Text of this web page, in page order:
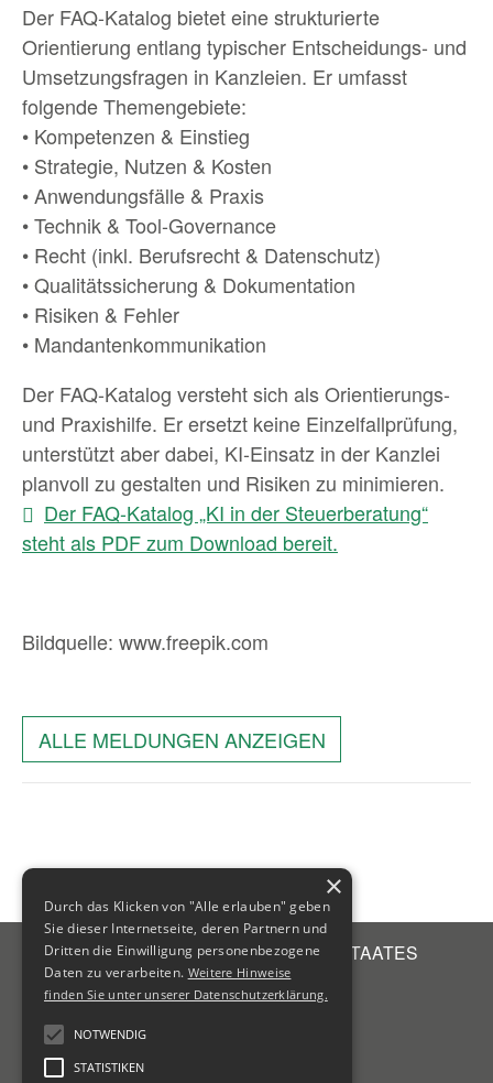
Der FAQ-Katalog bietet eine strukturierte
Orientierung entlang typischer Entscheidungs- und
Umsetzungsfragen in Kanzleien. Er umfasst
folgende Themengebiete:
• Kompetenzen & Einstieg
• Strategie, Nutzen & Kosten
• Anwendungsfälle & Praxis
• Technik & Tool-Governance
• Recht (inkl. Berufsrecht & Datenschutz)
• Qualitätssicherung & Dokumentation
• Risiken & Fehler
• Mandantenkommunikation
Der FAQ-Katalog versteht sich als Orientierungs-
und Praxishilfe. Er ersetzt keine Einzelfallprüfung,
unterstützt aber dabei, KI-Einsatz in der Kanzlei
planvoll zu gestalten und Risiken zu minimieren.
Der FAQ-Katalog „KI in der Steuerberatung“
steht als PDF zum Download bereit.
Bildquelle: www.freepik.com
ALLE MELDUNGEN ANZEIGEN
STEUERBERATERKAMMER DES FREISTAATES
SACHSEN
Emil-Fuchs-Str. 2
+49 341 56336-0
×
Durch das Klicken von "Alle erlauben" geben
Sie dieser Internetseite, deren Partnern und
Dritten die Einwilligung personenbezogene
Daten zu verarbeiten. Weitere Hinweise
finden Sie unter unserer Datenschutzerklärung.
NOTWENDIG
STATISTIKEN